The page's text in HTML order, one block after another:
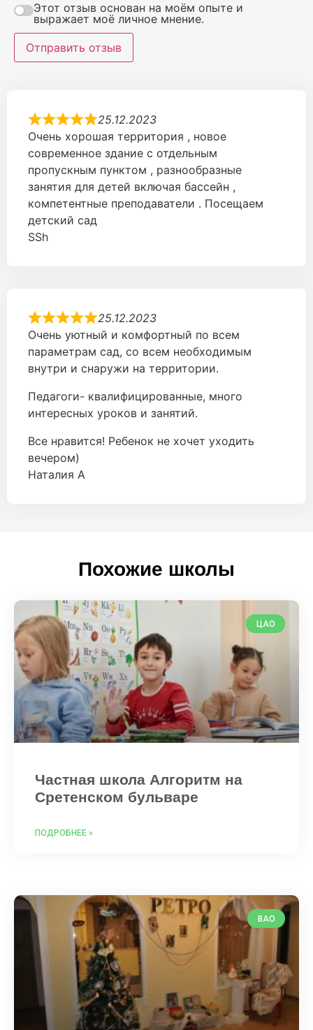
Этот отзыв основан на моём опыте и
выражает моё личное мнение.
Отправить отзыв
25.12.2023
Очень хорошая территория , новое
современное здание с отдельным
пропускным пунктом , разнообразные
занятия для детей включая бассейн ,
компетентные преподаватели . Посещаем
детский сад
SSh
25.12.2023
Очень уютный и комфортный по всем
параметрам сад, со всем необходимым
внутри и снаружи на территории.
Педагоги- квалифицированные, много
интересных уроков и занятий.
Все нравится! Ребенок не хочет уходить
вечером)
Наталия А
Похожие школы
ЦАО
Частная школа Алгоритм на
Сретенском бульваре
ПОДРОБНЕЕ »
ВАО